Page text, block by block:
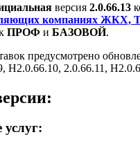
версия 2.0.66.13
компаниях ЖКХ,
ПРОФ и БАЗОВОЙ.
предусмотрено
Н2.0.66.10, 2.0.66.11,
услуг: